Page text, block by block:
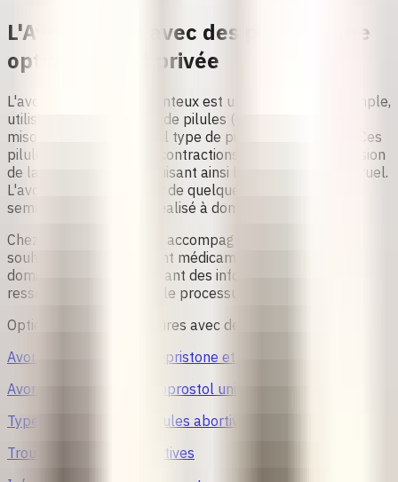
L'Avortement avec des pilules : une
option sûre et privée
L'avortement médicamenteux est une méthode très simple,
utilisant soit deux types de pilules (mifépristone et
misoprostol), soit un seul type de pilule (misoprostol). Ces
pilules provoquent des contractions utérines et l'expulsion
de la grossesse, reproduisant ainsi le processus menstruel.
L'avortement peut durer de quelques jours à quelques
semaines et peut être réalisé à domicile.
Chez safe2choose, nous accompagnons les personnes
souhaitant un avortement médicamenteux autogéré à
domicile en leur fournissant des informations et des
ressources précises sur le processus.
Options d’avortement sûres avec des pilules
Avortement avec la Mifépristone et le Misoprostol
Avortement avec le Misoprostol uniquement
Types et marques de pilules abortives
Trouver des pilules abortives